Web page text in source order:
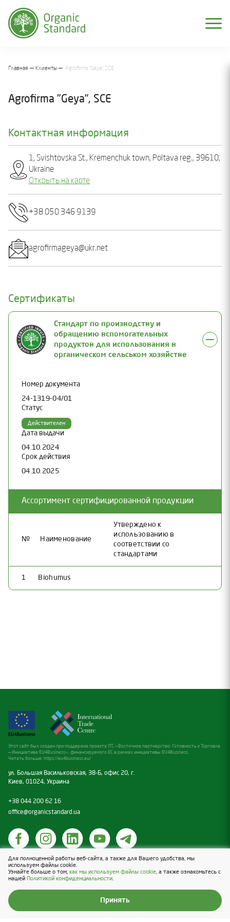
Главная Клиенты Agrofirma "Geya", SCE
Agrofirma "Geya", SCE
Контактная информация
1, Svishtovska St., Kremenchuk town, Poltava reg., 39610,
Ukraine
Открыть на карте
+38 050 346 9139
agrofirmageya@ukr.net
Сертификаты
Стандарт по производству и
обращению вспомогательных
продуктов для использования в
органическом сельськом хозяйстве
Номер документа
24-1319-04/01
Статус
Действителен
Дата выдачи
04.10.2024
Срок действия
04.10.2025
Ассортимент сертифицированной продукции
№ Наименование
Утверждено к
использованию в
соответствии со
стандартами
1 Biohumus
ул. Большая Васильковская, 38-Б, офис 20, г.
Киев, 01024, Украина
Этот сайт был создан при поддержке проекта ITC «Восточное партнерство: Готовность к Торговле
— Инициатива EU4Business», финансируемого ЕС в рамках инициативы EU4Business.
Читать больше: https://eu4business.eu/
+38 044 200 62 16
office@organicstandard.ua
Политика касательно cookies
Политика конфиденциальности
Для полноценной работы веб-сайта, а также для Вашего удобства, мы
используем файлы cookie.
Узнайте больше о том, как мы используем файлы cookie, а также ознакомьтесь с
нашей
Политикой конфиденциальности.
Принять